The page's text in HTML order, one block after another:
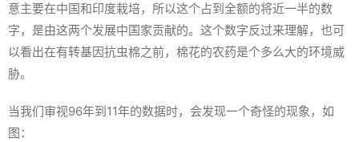
意主要在中国和印度栽培，所以这个占到全额的将近一半的数
字，是由这两个发展中国家贡献的。这个数字反过来理解，也可
以看出在有转基因抗虫棉之前，棉花的农药是个多么大的环境威
胁。
当我们审视96年到11年的数据时，会发现一个奇怪的现象，如
图：